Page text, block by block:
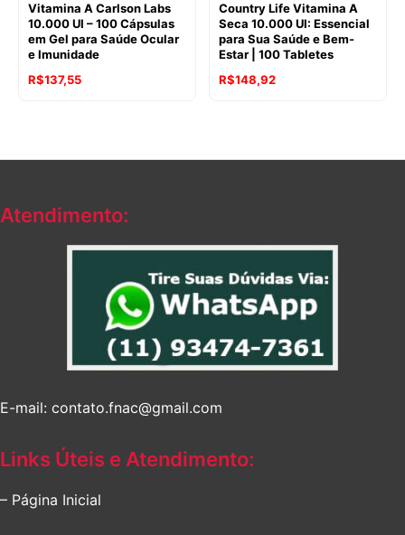
Vitamina A Carlson Labs
10.000 UI – 100 Cápsulas
em Gel para Saúde Ocular
e Imunidade
R$137,55
Country Life Vitamina A
Seca 10.000 UI: Essencial
para Sua Saúde e Bem-
Estar | 100 Tabletes
R$148,92
Atendimento:
E-mail: contato.fnac@gmail.com
Links Úteis e Atendimento:
– Página Inicial